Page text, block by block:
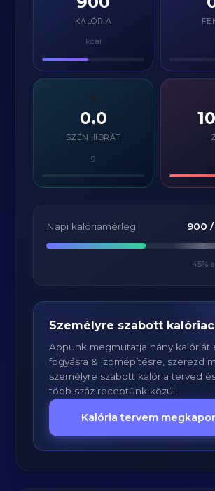
KALÓRIA
kcal
⚡
0.0
SZÉNHIDRÁT
g
Napi kalóriamérleg 900 /
45%
Személyre szabott
Appunk megmutatja hány kalóriát
fogyásra & izomépítésre, szerezd
személyre szabott kalória terved
több száz receptünk közül!
Kalória tervem